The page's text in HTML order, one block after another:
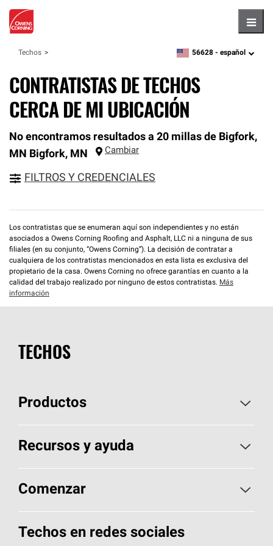
Techos zipcode,language
56628 - español
CONTRATISTAS DE TECHOS
CERCA DE MI UBICACIÓN
No encontramos resultados a 20 millas de Bigfork,
MN Bigfork, MN Cambiar
FILTROS Y CREDENCIALES
Los contratistas que se enumeran aquí son independientes y no están
asociados a Owens Corning Roofing and Asphalt, LLC ni a ninguna de sus
filiales (en su conjunto, “Owens Corning”). La decisión de contratar a
cualquiera de los contratistas mencionados en esta lista es exclusiva del
propietario de la casa. Owens Corning no ofrece garantías en cuanto a la
calidad del trabajo realizado por ninguno de estos contratistas. Más
información
TECHOS
Productos
Elija sus tejas
Encuentre un contratista
Componentes para techos
Recursos y ayuda
Aspectos básicos sobre techos
Herramientas de diseño y color
Comenzar
Llame al 1-800-GET-PINK®
Techos en redes sociales